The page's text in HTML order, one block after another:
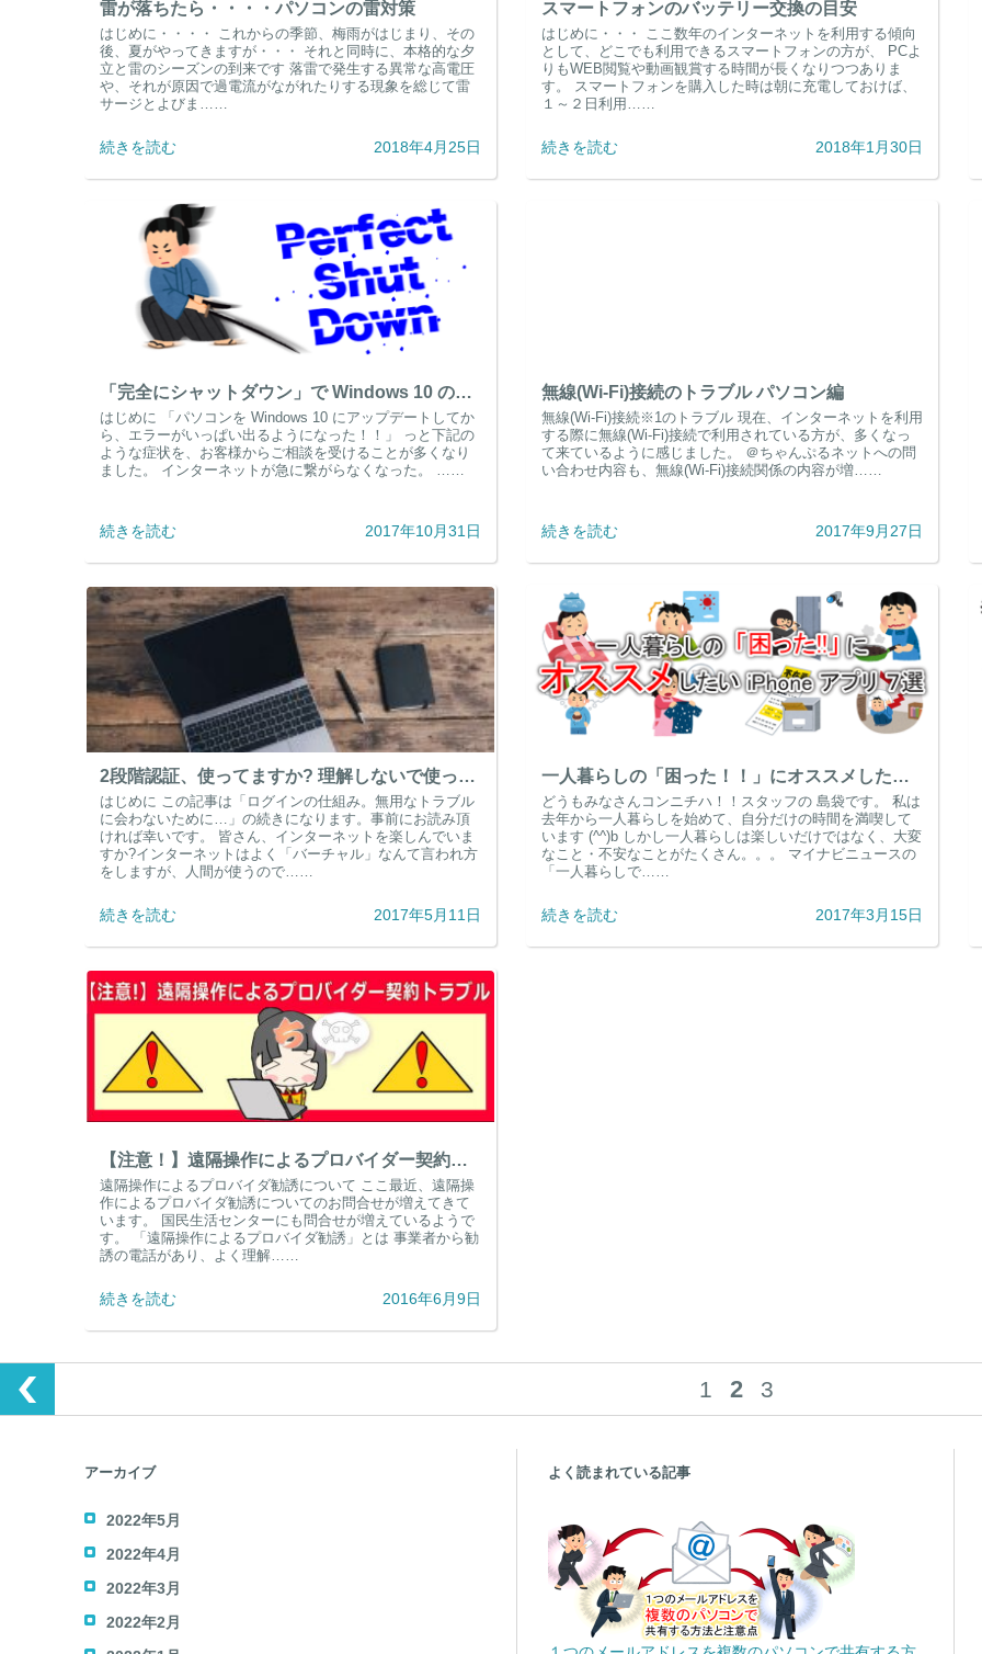
雷が落ちたら・・・・パソコンの雷対策
はじめに・・・・ これからの季節、梅雨がはじまり、その
後、夏がやってきますが・・・ それと同時に、本格的な夕
立と雷のシーズンの到来です 落雷で発生する異常な高電圧
や、それが原因で過電流がながれたりする現象を総じて雷
サージとよびま……
続きを読む 2018年4月25日
スマートフォンのバッテリー交換の目安
はじめに・・・ ここ数年のインターネットを利用する傾向
として、どこでも利用できるスマートフォンの方が、 PCよ
りもWEB閲覧や動画観賞する時間が長くなりつつありま
す。 スマートフォンを購入した時は朝に充電しておけば、
１～２日利用……
続きを読む 2018年1月30日
「完全にシャットダウン」で Windows 10 のエラーを解決
はじめに 「パソコンを Windows 10 にアップデートしてか
ら、エラーがいっぱい出るようになった！！」 っと下記の
ような症状を、お客様からご相談を受けることが多くなり
ました。 インターネットが急に繋がらなくなった。 ……
続きを読む 2017年10月31日
無線(Wi-Fi)接続のトラブル パソコン編
無線(Wi-Fi)接続※1のトラブル 現在、インターネットを利用
する際に無線(Wi-Fi)接続で利用されている方が、多くなっ
て来ているように感じました。 ＠ちゃんぷるネットへの問
い合わせ内容も、無線(Wi-Fi)接続関係の内容が増……
続きを読む 2017年9月27日
2段階認証、使ってますか? 理解しないで使っていると…
はじめに この記事は「ログインの仕組み。無用なトラブル
に会わないために…」の続きになります。事前にお読み頂
ければ幸いです。 皆さん、インターネットを楽しんでいま
すか?インターネットはよく「バーチャル」なんて言われ方
をしますが、人間が使うので……
続きを読む 2017年5月11日
一人暮らしの「困った！！」にオススメしたい iPhone アプリ 7選
どうもみなさんコンニチハ！！スタッフの 島袋です。 私は
去年から一人暮らしを始めて、自分だけの時間を満喫して
います (^^)b しかし一人暮らしは楽しいだけではなく、大変
なこと・不安なことがたくさん。。。 マイナビニュースの
「一人暮らしで……
続きを読む 2017年3月15日
【注意！】遠隔操作によるプロバイダー契約トラブル
遠隔操作によるプロバイダ勧誘について ここ最近、遠隔操
作によるプロバイダ勧誘についてのお問合せが増えてきて
います。 国民生活センターにも問合せが増えているようで
す。 「遠隔操作によるプロバイダ勧誘」とは 事業者から勧
誘の電話があり、よく理解……
続きを読む 2016年6月9日
1 2 3
アーカイブ
2022年5月
2022年4月
2022年3月
2022年2月
よく読まれている記事